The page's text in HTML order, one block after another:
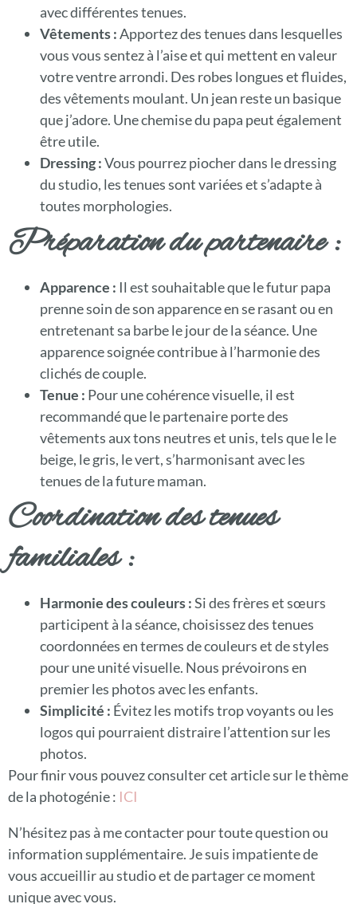
avec différentes tenues.
Vêtements :Apportez des tenues dans lesquelles
vous vous sentez à l’aise et qui mettent en valeur
votre ventre arrondi. Des robes longues et fluides,
des vêtements moulant. Un jean reste un basique
que j’adore. Une chemise du papa peut également
être utile.
Dressing :Vous pourrez piocher dans le dressing
du studio, les tenues sont variées et s’adapte à
toutes morphologies.
Préparation du partenaire :
Apparence : Il est souhaitable que le futur papa
prenne soin de son apparence en se rasant ou en
entretenant sa barbe le jour de la séance. Une
apparence soignée contribue à l’harmonie des
clichés de couple.
Tenue : Pour une cohérence visuelle, il est
recommandé que le partenaire porte des
vêtements aux tons neutres et unis, tels que le le
beige, le gris, le vert, s’harmonisant avec les
tenues de la future maman.
Coordination des tenues
familiales :
Harmonie des couleurs :Si des frères et sœurs
participent à la séance, choisissez des tenues
coordonnées en termes de couleurs et de styles
pour une unité visuelle. Nous prévoirons en
premier les photos avec les enfants.
Simplicité : Évitez les motifs trop voyants ou les
logos qui pourraient distraire l’attention sur les
photos.
Pour finir vous pouvez consulter cet article sur le thème
de la photogénie : ICI
N’hésitez pas à me contacter pour toute question ou
information supplémentaire. Je suis impatiente de
vous accueillir au studio et de partager ce moment
unique avec vous.